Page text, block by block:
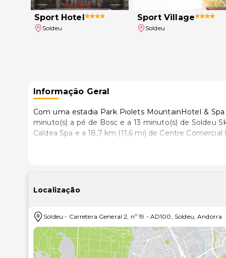
Sport Hotel
Soldeu
Sport Village
Soldeu
Informação Geral
Com uma estadia Park Piolets MountainHotel &
minuto(s) a pé de Bosc e a 13 minuto(s) de Soldeu Ski Resort. Este hotel para famílias está a
Caldea Spa e a 18,7 km (11,6 mi) de Centre Comercial
Sinta-se em casa num dos 150 quartos com um
Ceda à irresistível tentação de uma ida ao spa, e
health club e uma piscina interior. As facilidades
de baby-sitter (sobretaxa). As montanhas ficam à
Deleite-se com o melhor da cozinha internacional
Localização
Soldeu - Carretera General 2, nº 19 - AD100, Soldeu,Andorra